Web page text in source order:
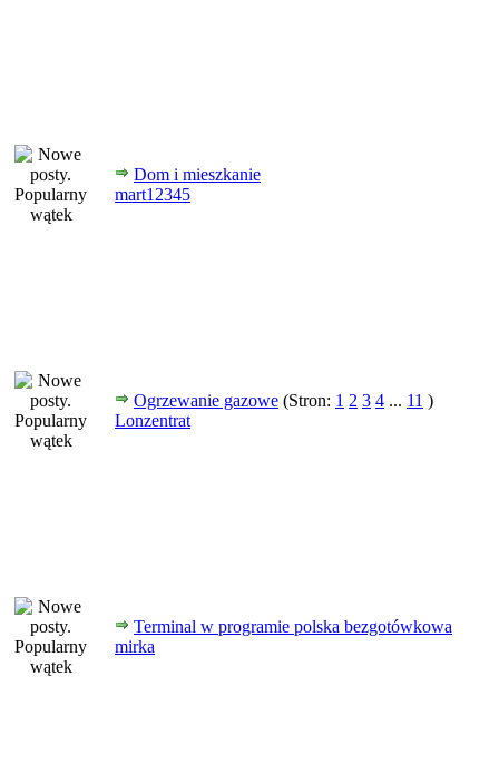
Dom i mieszkanie
mart12345
Ogrzewanie gazowe (Stron: 1 2 3 4 ... 11 )
Lonzentrat
Terminal w programie polska bezgotówkowa
mirka